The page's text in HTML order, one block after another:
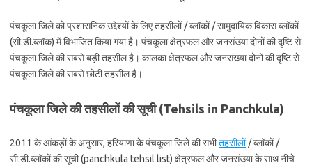
पंचकूला जिले को प्रशासनिक उद्देश्यों के लिए तहसीलों / ब्लॉकों / सामुदायिक विकास ब्लॉकों
(सी.डी.ब्लॉक) में विभाजित किया गया है। पंचकूला क्षेत्रफल और जनसंख्या दोनों की दृष्टि से
पंचकूला जिले की सबसे बड़ी तहसील है। कालका क्षेत्रफल और जनसंख्या दोनों की दृष्टि से
पंचकूला जिले की सबसे छोटी तहसील है।
पंचकूला जिले की तहसीलों की सूची (Tehsils in Panchkula)
2011 के आंकड़ों के अनुसार, हरियाणा के पंचकूला जिले की सभीतहसीलों/ ब्लॉकों /
सी.डी.ब्लॉकों की सूची (panchkula tehsil list) क्षेत्रफल और जनसंख्या के साथ नीचे